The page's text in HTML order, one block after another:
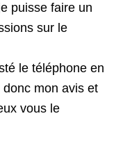
puisse faire un
sur le
le téléphone en
donc mon avis et
vous le